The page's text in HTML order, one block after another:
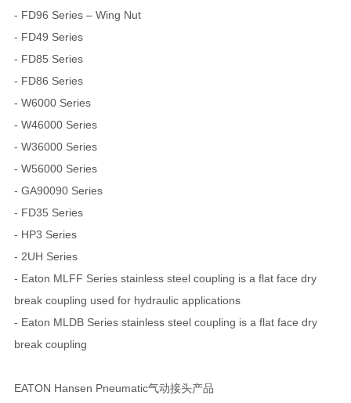
- FD96 Series – Wing Nut
- FD49 Series
- FD85 Series
- FD86 Series
- W6000 Series
- W46000 Series
- W36000 Series
- W56000 Series
- GA90090 Series
- FD35 Series
- HP3 Series
- 2UH Series
- Eaton MLFF Series stainless steel coupling is a flat face dry
break coupling used for hydraulic applications
- Eaton MLDB Series stainless steel coupling is a flat face dry
break coupling
EATON Hansen Pneumatic气动接头产品